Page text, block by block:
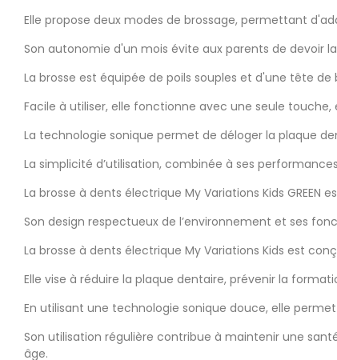
Elle propose deux modes de brossage, permettant
Son autonomie d'un mois évite aux parents de devoir
La brosse est équipée de poils souples et d'une tête
Facile à utiliser, elle fonctionne avec une seule
La technologie sonique permet de déloger la plaque
La simplicité d’utilisation, combinée à ses
La brosse à dents électrique My Variations Kids
Son design respectueux de l’environnement et ses
La brosse à dents électrique My Variations Kids est
Elle vise à réduire la plaque dentaire, prévenir la
En utilisant une technologie sonique douce, elle
Son utilisation régulière contribue à maintenir une
âge.